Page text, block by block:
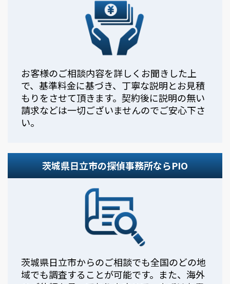
お客様のご相談内容を詳しくお聞きした上
で、基準料金に基づき、丁寧な説明とお見積
もりをさせて頂きます。契約後に説明の無い
請求などは一切ございませんのでご安心下さ
い。
茨城県日立市の探偵事務所ならPIO
茨城県日立市からのご相談でも全国のどの地
域でも調査することが可能です。また、海外